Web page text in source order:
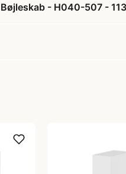
- H040-507 -